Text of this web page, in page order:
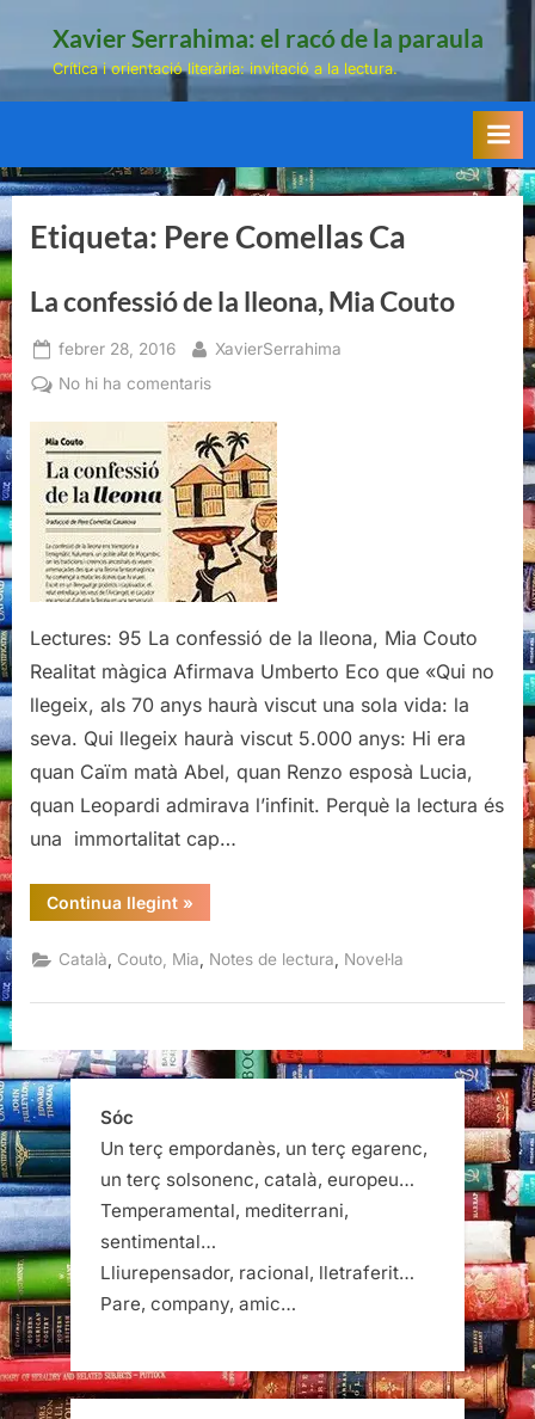
Xavier Serrahima: el racó de la paraula
Crítica i orientació literària: invitació a la lectura.
Etiqueta: Pere Comellas Ca
La confessió de la lleona, Mia Couto
Posted
on
febrer 28, 2016 By
XavierSerrahima
No hi ha comentarisa
confessió
de
la
lleona,
Mia
Couto
Lectures: 95 La confessió de la lleona, Mia Couto
Realitat màgica Afirmava Umberto Eco que «Qui no
llegeix, als 70 anys haurà viscut una sola vida: la
seva. Qui llegeix haurà viscut 5.000 anys: Hi era
quan Caïm matà Abel, quan Renzo esposà Lucia,
quan Leopardi admirava l’infinit. Perquè la lectura és
una immortalitat cap…
Continua llegint“La
confessió
la
lleona,
Couto”
»
Català Couto, Mia Notes de lectura Novel·la
Sóc
Un terç empordanès, un terç egarenc,
un terç solsonenc, català, europeu…
Temperamental, mediterrani,
sentimental…
Lliurepensador, racional, lletraferit…
Pare, company, amic…